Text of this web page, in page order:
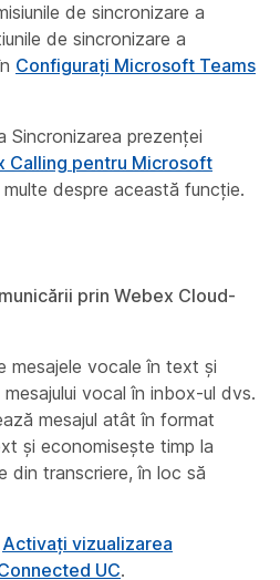
de sincronizare a
de sincronizare a
Configurați Microsoft Teams
Sincronizarea prezenței
Calling pentru Microsoft
despre această funcție.
prin Webex Cloud-
mesajele vocale în text și
vocal în inbox-ul dvs.
mesajul atât în format
și economisește timp la
din transcriere, în loc să
Activați vizualizarea
UC.